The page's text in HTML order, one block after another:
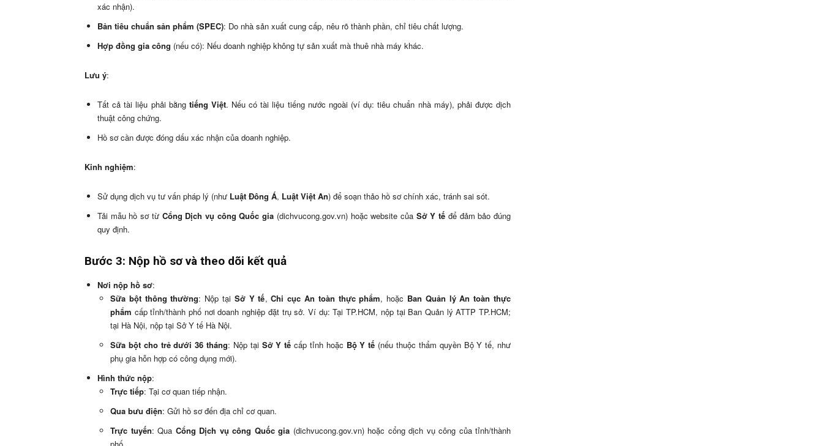
xác nhận).
Bản tiêu chuẩn sản phẩm (SPEC): Do nhà sản xuất cung cấp, nêu rõ thành phần, chỉ tiêu chất lượng.
Hợp đồng gia công (nếu có): Nếu doanh nghiệp không tự sản xuất mà thuê nhà máy khác.
Lưu ý:
Tất cả tài liệu phải bằng tiếng Việt. Nếu có tài liệu tiếng nước ngoài (ví dụ: tiêu chuẩn nhà máy), phải được dịch
thuật công chứng.
Hồ sơ cần được đóng dấu xác nhận của doanh nghiệp.
Kinh nghiệm:
Sử dụng dịch vụ tư vấn pháp lý (như Luật Đông Á, Luật Việt An) để soạn thảo hồ sơ chính xác, tránh sai sót.
Tải mẫu hồ sơ từ Cổng Dịch vụ công Quốc gia (dichvucong.gov.vn) hoặc website của Sở Y tế để đảm bảo đúng
quy định.
Bước 3: Nộp hồ sơ và theo dõi kết quả
Nơi nộp hồ sơ:
Sữa bột thông thường: Nộp tại Sở Y tế,Chi cục An toàn thực phẩm, hoặc Ban Quản lý An toàn thực
phẩm cấp tỉnh/thành phố nơi doanh nghiệp đặt trụ sở. Ví dụ: Tại TP.HCM, nộp tại Ban Quản lý ATTP TP.HCM;
tại Hà Nội, nộp tại Sở Y tế Hà Nội.
Sữa bột cho trẻ dưới 36 tháng: Nộp tại Sở Y tế cấp tỉnh hoặc Bộ Y tế (nếu thuộc thẩm quyền Bộ Y tế, như
phụ gia hỗn hợp có công dụng mới).
Hình thức nộp:
Trực tiếp: Tại cơ quan tiếp nhận.
Qua bưu điện: Gửi hồ sơ đến địa chỉ cơ quan.
Trực tuyến: Qua Cổng Dịch vụ công Quốc gia (dichvucong.gov.vn) hoặc cổng dịch vụ công của tỉnh/thành